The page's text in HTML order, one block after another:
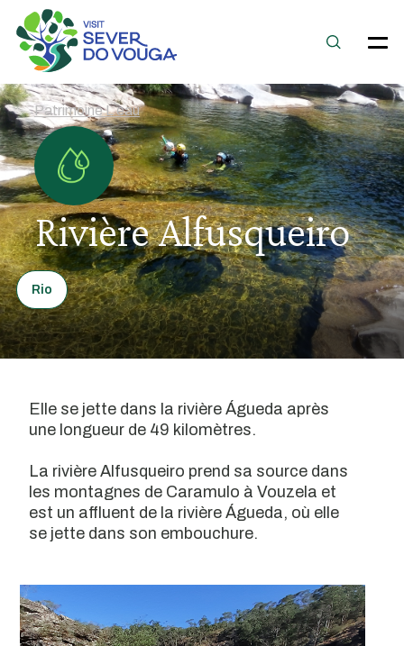
Patrimoine L`eau
Rivière Alfusqueiro
Rio
Elle se jette dans la rivière Águeda après
une longueur de 49 kilomètres.
La rivière Alfusqueiro prend sa source dans
les montagnes de Caramulo à Vouzela et
est un affluent de la rivière Águeda, où elle
se jette dans son embouchure.